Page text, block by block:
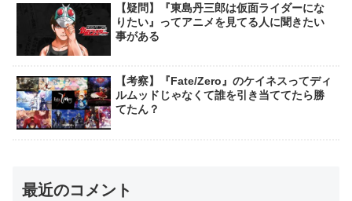
【疑問】『東島丹三郎は仮面ライダーにな
りたい』ってアニメを見てる人に聞きたい
事がある
【考察】『Fate/Zero』のケイネスってディ
ルムッドじゃなくて誰を引き当ててたら勝
てたん？
最近のコメント